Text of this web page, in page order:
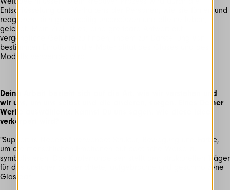
Entschlüsselung des Verhaltens der Personen, wie sie fühlen und
reagieren, sich gegenseitig unterstützen und alleine leben,
geleitet. Mein Ziel ist es, eine greifbare Antwort auf
vergängliche Gefühle zu finden, indem zur Darstellung von
bestimmten Emotionen die Materialität des Glases und des
Modells verwendet wird.
Deine Arbeit bezieht sich auf die Art, wie wir verstehen und
wir uns, um uns selbst und die anderen, sorgen. Eines Deiner
Werke auswählend, kannst Du uns sagen, wie diese Idee
verkörpert wird?
"Support is Needed" verwendet Struktur, Bewegung und Farbe,
um die menschlichen Emotionen auf poetische Weise zu
symbolisieren. Das Kupferrundeisen stellt den strukturellen Träger
für das unsicher ausgerichtete, aufgebrachte und geschmolzene
Glas dar.